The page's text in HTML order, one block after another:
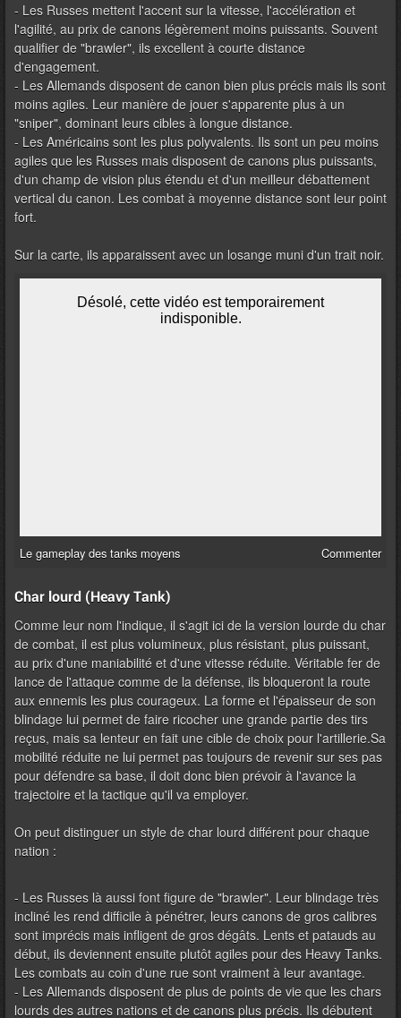
- Les Russes mettent l'accent sur la vitesse, l'accélération et
l'agilité, au prix de canons légèrement moins puissants. Souvent
qualifier de "brawler", ils excellent à courte distance
d'engagement.
- Les Allemands disposent de canon bien plus précis mais ils sont
moins agiles. Leur manière de jouer s'apparente plus à un
"sniper", dominant leurs cibles à longue distance.
- Les Américains sont les plus polyvalents. Ils sont un peu moins
agiles que les Russes mais disposent de canons plus puissants,
d'un champ de vision plus étendu et d'un meilleur débattement
vertical du canon. Les combat à moyenne distance sont leur point
fort.
Sur la carte, ils apparaissent avec un losange muni d'un trait noir.
Commenter
Le gameplay des tanks moyens
Char lourd (Heavy Tank)
Comme leur nom l'indique, il s'agit ici de la version lourde du char
de combat, il est plus volumineux, plus résistant, plus puissant,
au prix d'une maniabilité et d'une vitesse réduite. Véritable fer de
lance de l'attaque comme de la défense, ils bloqueront la route
aux ennemis les plus courageux. La forme et l'épaisseur de son
blindage lui permet de faire ricocher une grande partie des tirs
reçus, mais sa lenteur en fait une cible de choix pour l'artillerie.Sa
mobilité réduite ne lui permet pas toujours de revenir sur ses pas
pour défendre sa base, il doit donc bien prévoir à l'avance la
trajectoire et la tactique qu'il va employer.
On peut distinguer un style de char lourd différent pour chaque
nation :
- Les Russes là aussi font figure de "brawler". Leur blindage très
incliné les rend difficile à pénétrer, leurs canons de gros calibres
sont imprécis mais infligent de gros dégâts. Lents et patauds au
début, ils deviennent ensuite plutôt agiles pour des Heavy Tanks.
Les combats au coin d'une rue sont vraiment à leur avantage.
- Les Allemands disposent de plus de points de vie que les chars
lourds des autres nations et de canons plus précis. Ils débutent